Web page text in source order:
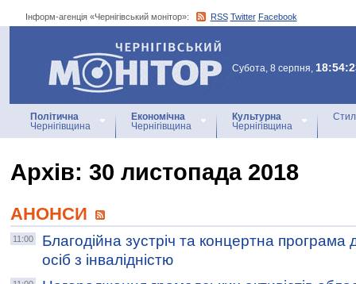
Інформ-агенція «Чернігівський монітор»: RSS Twitter Facebook
Інформ-агенція
«Чернігівський монітор»
Субота, 8 серпня,
Політична
Чернігівщина
Економічна
Чернігівщина
Культурна
Чернігівщина
Архiв: 30 листопада 2018
АНОНСИ
11:00
Благодійна зустріч та концертна
осіб з інвалідністю